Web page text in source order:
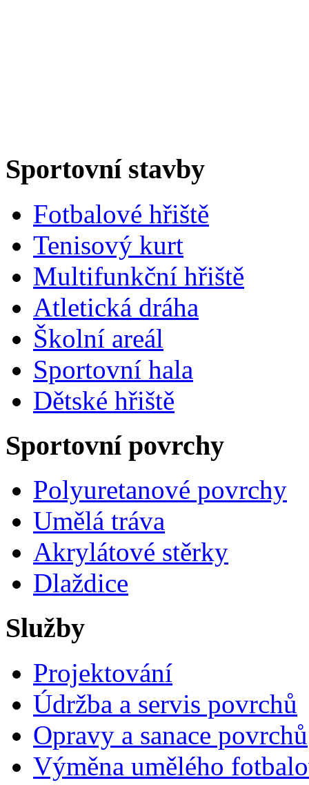
Sportovní stavby
Fotbalové hřiště
Tenisový kurt
Multifunkční hřiště
Atletická dráha
Školní areál
Sportovní hala
Dětské hřiště
Sportovní povrchy
Polyuretanové povrchy
Umělá tráva
Akrylátové stěrky
Dlaždice
Služby
Projektování
Údržba a servis povrchů
Opravy a sanace povrchů
Výměna umělého